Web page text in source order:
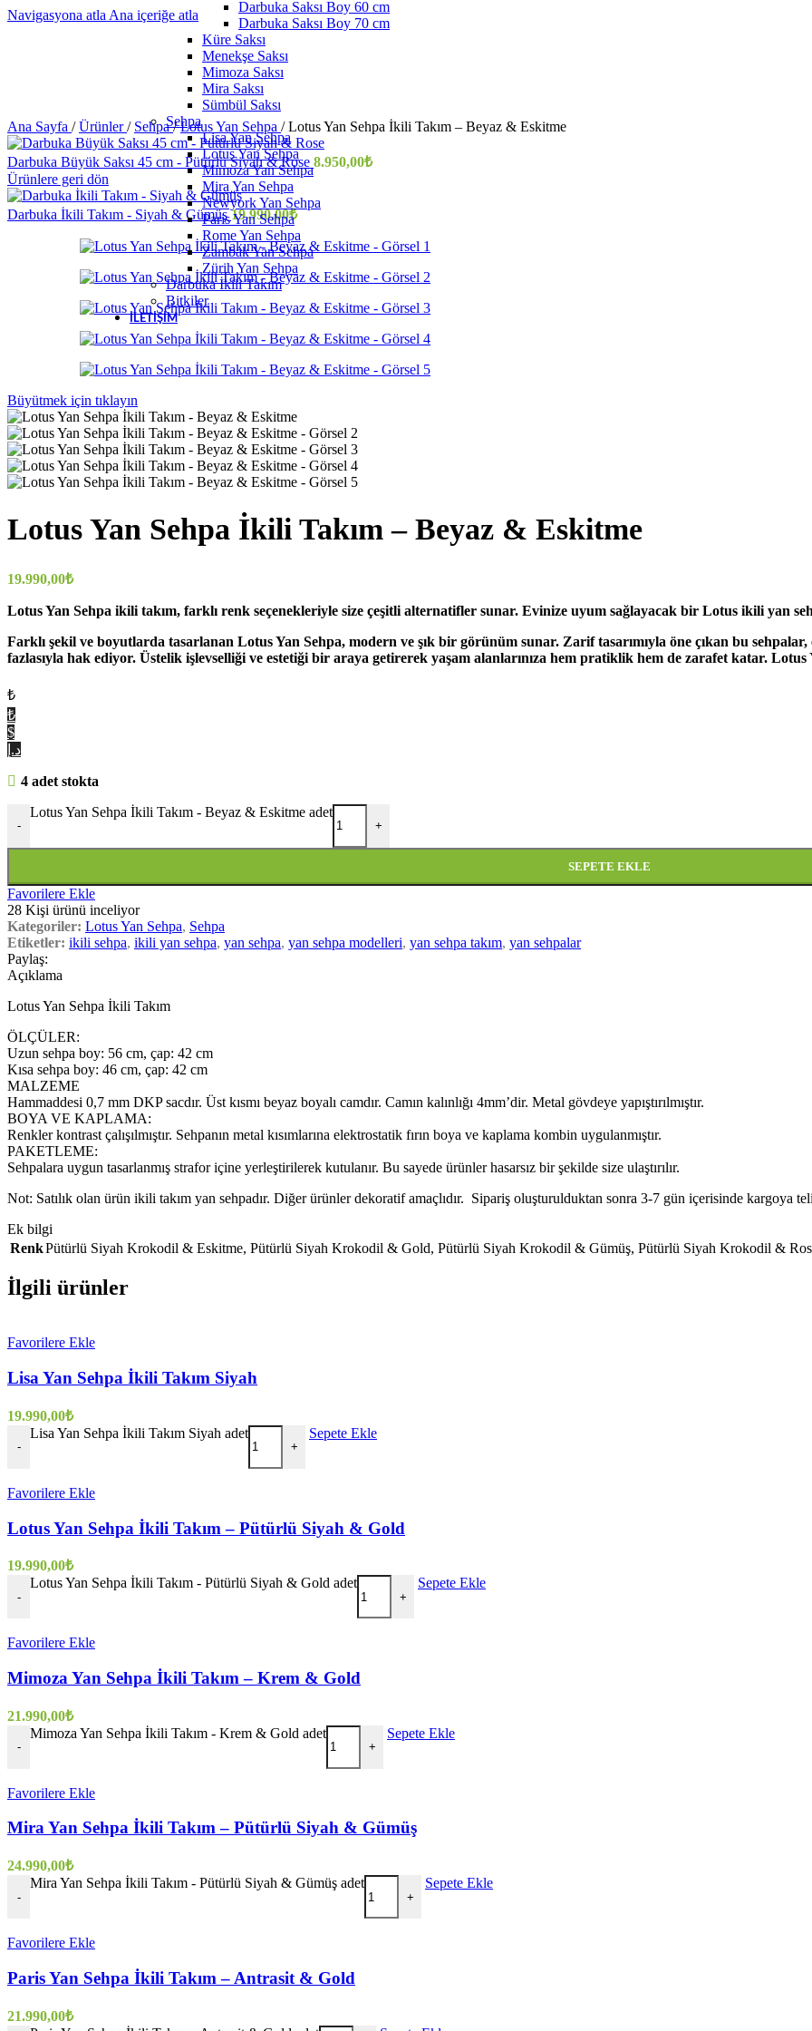
Navigasyona atla Ana içeriğe atla
Darbuka Saksı Boy 60 cm
Darbuka Saksı Boy 70 cm
Küre Saksı
Menekşe Saksı
Mimoza Saksı
Mira Saksı
Sümbül Saksı
Sehpa
Lisa Yan Sehpa
Lotus Yan Sehpa
Mimoza Yan Sehpa
Mira Yan Sehpa
Newyork Yan Sehpa
Paris Yan Sehpa
Rome Yan Sehpa
Zambak Yan Sehpa
Zürih Yan Sehpa
Darbuka İkili Takım
Bitkiler
İLETIŞIM
Ana Sayfa / Ürünler/ Sehpa/ Lotus Yan Sehpa / Lotus Yan Sehpa İkili Takım – Beyaz & Eskitme
Darbuka Büyük Saksı 45 cm - Pütürlü Siyah & Rose 8.950,00₺
Ürünlere geri dön
Darbuka İkili Takım - Siyah & Gümüş19.990,00₺
Büyütmek için tıklayın
Lotus Yan Sehpa İkili Takım – Beyaz & Eskitme
19.990,00₺
Lotus Yan Sehpa ikili takım, farklı renk seçenekleriyle size çeşitli alternatifler sunar. Evinize uyum sağlayacak bir Lotus ikili yan
Farklı şekil ve boyutlarda tasarlanan Lotus Yan Sehpa, modern ve şık bir görünüm sunar. Zarif tasarımıyla öne çıkan bu
fazlasıyla hak ediyor. Üstelik işlevselliği ve estetiği bir araya getirerek yaşam alanlarınıza hem pratiklik hem de zarafet katar. Lotus
₺
₺
$
د.إ
4 adet stokta
-
Lotus Yan Sehpa İkili Takım - Beyaz & Eskitme adet
+
SEPETE EKLE
Favorilere Ekle
28 Kişi ürünü inceliyor
Kategoriler: Lotus Yan Sehpa, Sehpa
Etiketler: ikili sehpa, ikili yan sehpa, yan sehpa, yan sehpa modelleri, yan sehpa takım, yan sehpalar
Paylaş:
Açıklama
Lotus Yan Sehpa İkili Takım
ÖLÇÜLER:
Uzun sehpa boy: 56 cm, çap: 42 cm
Kısa sehpa boy: 46 cm, çap: 42 cm
MALZEME
Hammaddesi 0,7 mm DKP sacdır. Üst kısmı beyaz boyalı camdır. Camın kalınlığı 4mm’dir. Metal gövdeye yapıştırılmıştır.
BOYA VE KAPLAMA:
Renkler kontrast çalışılmıştır. Sehpanın metal kısımlarına elektrostatik fırın boya ve kaplama kombin uygulanmıştır.
PAKETLEME:
Sehpalara uygun tasarlanmış strafor içine yerleştirilerek kutulanır. Bu sayede ürünler hasarsız bir şekilde size ulaştırılır.
Not: Satılık olan ürün ikili takım yan sehpadır. Diğer ürünler dekoratif amaçlıdır. Sipariş oluşturulduktan sonra 3-7 gün içerisinde kargoya
Ek bilgi
RenkPütürlü Siyah Krokodil & Eskitme, Pütürlü Siyah Krokodil & Gold, Pütürlü Siyah Krokodil & Gümüş, Pütürlü Siyah Krokodil &
İlgili ürünler
Favorilere Ekle
Lisa Yan Sehpa İkili Takım Siyah
19.990,00₺
-
Lisa Yan Sehpa İkili Takım Siyah adet
+
Sepete Ekle
Favorilere Ekle
Lotus Yan Sehpa İkili Takım – Pütürlü Siyah & Gold
19.990,00₺
-
Lotus Yan Sehpa İkili Takım - Pütürlü Siyah & Gold adet
+
Sepete Ekle
Favorilere Ekle
Mimoza Yan Sehpa İkili Takım – Krem & Gold
21.990,00₺
-
Mimoza Yan Sehpa İkili Takım - Krem & Gold adet
+
Sepete Ekle
Favorilere Ekle
Mira Yan Sehpa İkili Takım – Pütürlü Siyah & Gümüş
24.990,00₺
-
Mira Yan Sehpa İkili Takım - Pütürlü Siyah & Gümüş adet
+
Sepete Ekle
Favorilere Ekle
Paris Yan Sehpa İkili Takım – Antrasit & Gold
21.990,00₺